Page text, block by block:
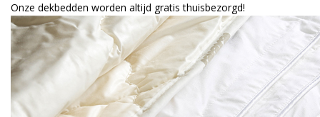
Onze dekbedden worden altijd gratis thuisbezorgd!